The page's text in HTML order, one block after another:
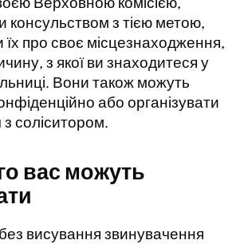
консульством з тією метою,
їх про своє місцезнаходження,
з якої ви знаходитеся у
Вони також можуть
або організувати
з соліситором.
вас можуть
висування звинувачення